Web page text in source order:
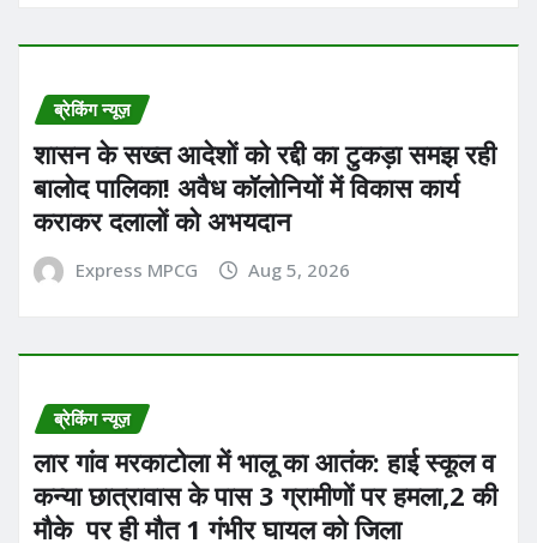
ब्रेकिंग न्यूज़
शासन के सख्त आदेशों को रद्दी का टुकड़ा समझ रही
बालोद पालिका! अवैध कॉलोनियों में विकास कार्य
कराकर दलालों को अभयदान
Express MPCG Aug 5, 2026
ब्रेकिंग न्यूज़
लार गांव मरकाटोला में भालू का आतंक: हाई स्कूल व
कन्या छात्रावास के पास 3 ग्रामीणों पर हमला,2 की
मौके पर ही मौत 1 गंभीर घायल को जिला